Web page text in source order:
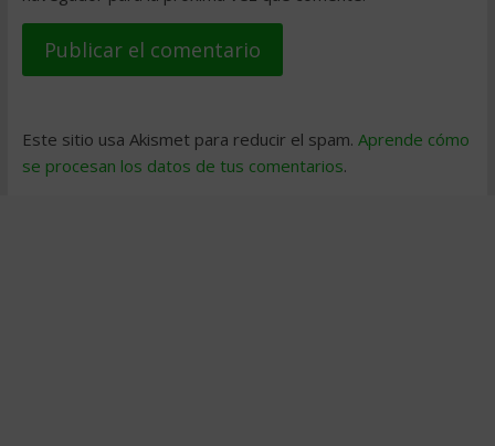
Este sitio usa Akismet para reducir el spam. Aprende cómo
se procesan los datos de tus comentarios.